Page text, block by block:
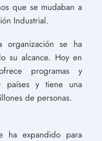
que se mudaban a
Industrial.
se ha
su alcance. Hoy en
programas y
países y tiene una
de personas.
ha expandido para